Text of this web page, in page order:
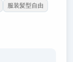
服装髪型自由